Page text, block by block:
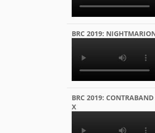
BRC 2019:
BRC 2019: CONTRABAND
X